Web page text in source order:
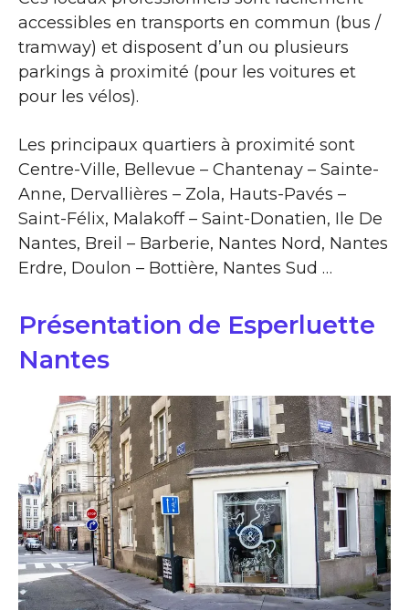
accessibles en transports en commun (bus /
tramway) et disposent d’un ou plusieurs
parkings à proximité (pour les voitures et
pour les vélos).
Les principaux quartiers à proximité sont
Centre-Ville, Bellevue – Chantenay – Sainte-
Anne, Dervallières – Zola, Hauts-Pavés –
Saint-Félix, Malakoff – Saint-Donatien, Ile De
Nantes, Breil – Barberie, Nantes Nord, Nantes
Erdre, Doulon – Bottière, Nantes Sud …
Présentation de Esperluette
Nantes